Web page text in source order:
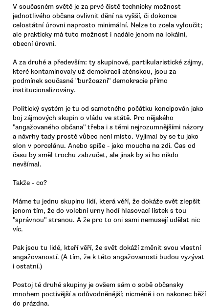
V současném světě je za prvé čistě technicky možnost
jednotlivého občana ovlivnit dění na vyšší, či dokonce
celostátní úrovni naprosto minimální. Nelze to zcela vyloučit;
ale prakticky má tuto možnost i nadále jenom na lokální,
obecní úrovni.
A za druhé a především: ty skupinové, partikularistické zájmy,
které kontaminovaly už demokracii aténskou, jsou za
podmínek současné "buržoazní" demokracie přímo
institucionalizovány.
Politický systém je tu od samotného počátku koncipován jako
boj zájmových skupin o vládu ve státě. Pro nějakého
"angažovaného občana" třeba i s těmi nejrozumnějšími názory
a návrhy tady prostě vůbec není místo. Vyjímal by se tu jako
slon v porcelánu. Anebo spíše - jako moucha na zdi. Čas od
času by směl trochu zabzučet, ale jinak by si ho nikdo
nevšímal.
Takže - co?
Máme tu jednu skupinu lidí, která věří, že dokáže svět zlepšit
jenom tím, že do volební urny hodí hlasovací lístek s tou
"správnou" stranou. A že pro to oni sami nemusejí udělat nic
víc.
Pak jsou tu lidé, kteří věří, že svět dokáží změnit svou vlastní
angažovaností. (A tím, že k této angažovanosti budou vyzývat
i ostatní.)
Postoj té druhé skupiny je ovšem sám o sobě občansky
mnohem poctivější a odůvodněnější; nicméně i on nakonec běží
do prázdna.